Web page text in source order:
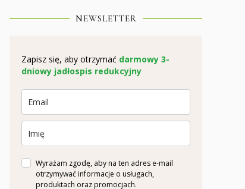
NEWSLETTER
Zapisz się, aby otrzymać darmowy 3-
dniowy jadłospis redukcyjny
Wyrażam zgodę, aby na ten adres e-mail
otrzymywać informacje o usługach,
produktach oraz promocjach.